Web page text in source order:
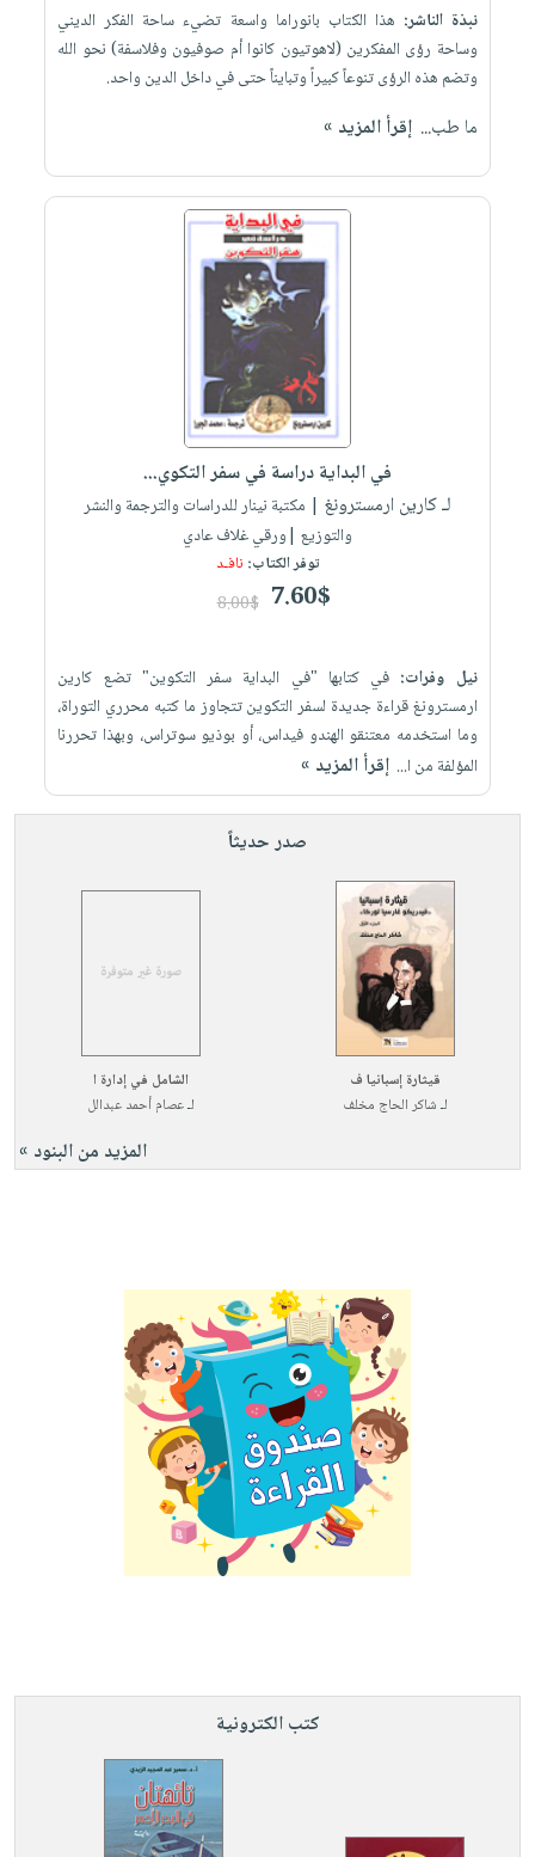
نبذة الناشر: هذا الكتاب بانوراما واسعة تضيء ساحة الفكر الديني
وساحة رؤى المفكرين (لاهوتيون كانوا أم صوفيون وفلاسفة) نحو الله
وتضم هذه الرؤى تنوعاً كبيراً وتبايناً حتى في داخل الدين واحد.
ما طب... إقرأ المزيد »
في البداية دراسة في سفر التكوي...
لـ كارين ارمسترونغ | مكتبة نينار للدراسات والترجمة والنشر
والتوزيع |ورقي غلاف عادي
توفر الكتاب: نافـد
7.60$
8.00$
نيل وفرات: في كتابها "في البداية سفر التكوين" تضع كارين
ارمسترونغ قراءة جديدة لسفر التكوين تتجاوز ما كتبه محرري التوراة،
وما استخدمه معتنقو الهندو فيداس، أو بوذيو سوتراس، وبهذا تحررنا
المؤلفة من ا... إقرأ المزيد »
صدر حديثاً
قيثارة إسبانيا ف
لـشاكر الحاج مخلف
الشامل في إدارة ا
لـعصام أحمد عبدالل
المزيد من البنود »
كتب الكترونية